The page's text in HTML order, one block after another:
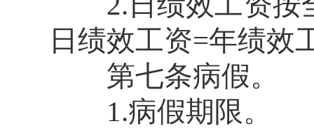
日绩效工资=年绩效
第七条病假。
1.病假期限。